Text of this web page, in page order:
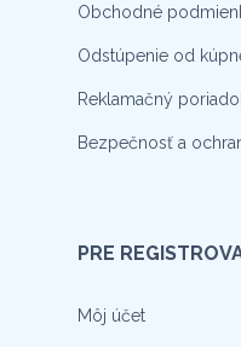
Obchodné
Odstúpenie od
Reklamačný
Bezpečnosť a
PRE
Môj účet